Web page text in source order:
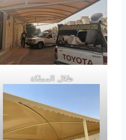
ظلال المملكة